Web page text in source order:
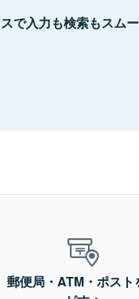
で入力も検索もスムー
郵便局・ATM・ポスト